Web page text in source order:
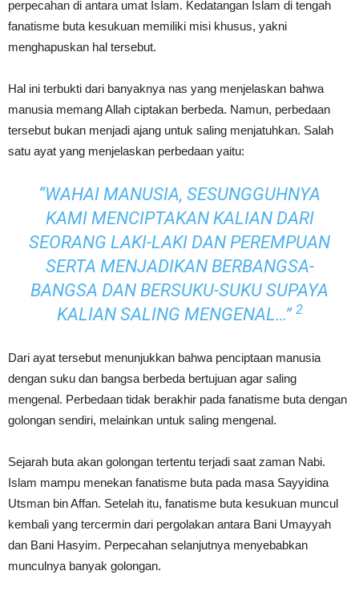
perpecahan di antara umat Islam. Kedatangan Islam di tengah
fanatisme buta kesukuan memiliki misi khusus, yakni
menghapuskan hal tersebut.
Hal ini terbukti dari banyaknya nas yang menjelaskan bahwa
manusia memang Allah ciptakan berbeda. Namun, perbedaan
tersebut bukan menjadi ajang untuk saling menjatuhkan. Salah
satu ayat yang menjelaskan perbedaan yaitu:
“WAHAI MANUSIA, SESUNGGUHNYA
KAMI MENCIPTAKAN KALIAN DARI
SEORANG LAKI-LAKI DAN PEREMPUAN
SERTA MENJADIKAN BERBANGSA-
BANGSA DAN BERSUKU-SUKU SUPAYA
KALIAN SALING MENGENAL…” 2
Dari ayat tersebut menunjukkan bahwa penciptaan manusia
dengan suku dan bangsa berbeda bertujuan agar saling
mengenal. Perbedaan tidak berakhir pada fanatisme buta dengan
golongan sendiri, melainkan untuk saling mengenal.
Sejarah buta akan golongan tertentu terjadi saat zaman Nabi.
Islam mampu menekan fanatisme buta pada masa Sayyidina
Utsman bin Affan. Setelah itu, fanatisme buta kesukuan muncul
kembali yang tercermin dari pergolakan antara Bani Umayyah
dan Bani Hasyim. Perpecahan selanjutnya menyebabkan
munculnya banyak golongan.